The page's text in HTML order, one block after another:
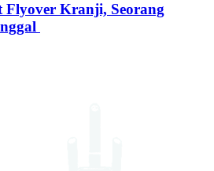
Flyover Kranji, Seorang